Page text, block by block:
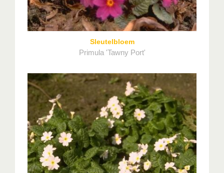
Sleutelbloem
Primula 'Tawny Port'